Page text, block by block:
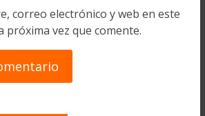
correo electrónico y web en este
próxima vez que comente.